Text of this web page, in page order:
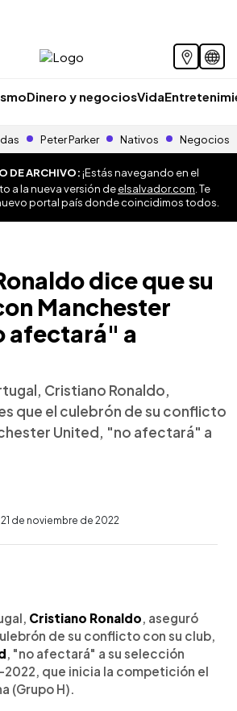
Dinero y negociosVida
Peter Parker Nativos Negocios
DE ARCHIVO:¡Estás navegando en el
a la nueva versión deelsalvador.com . Te
portal país donde coincidimos todos.
dice que su
Manchester
afectará" a
Cristiano Ronaldo,
que el culebrón de su conflicto
United, "no afectará" a
de noviembre de 2022
artículoCristiano Ronaldo, aseguró
de su conflicto con su club,
, "no afectará" a su selección
que inicia la competición el
(Grupo H).